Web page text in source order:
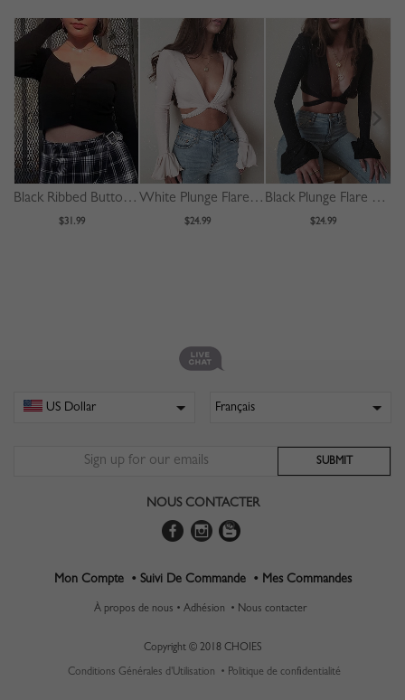
Black Ribbed Button Placket Front Long Sleeve Crop Top
$31.99
White Plunge Flare Sleeve Crop Top
$24.99
Black Plunge Flare Sleeve Crop Top
$24.99
NOUS CONTACTER
Mon Compte • Suivi De Commande • Mes Commandes
À propos de nous • Adhésion • Nous contacter
Copyright © 2018 CHOIES
Conditions Générales d'Utilisation • Politique de confidentialité